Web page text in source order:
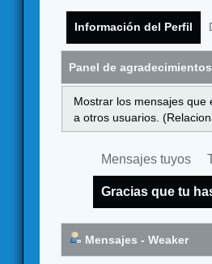
Información del Perfil
Panel de agradecimientos
Mostrar los mensajes
a otros usuarios.
Mensajes tuyos
Gracias que tu
Mensajes - Weaker